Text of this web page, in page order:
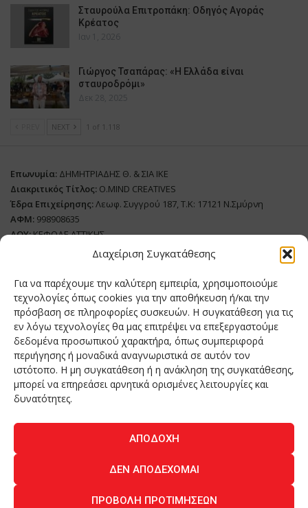
Διαχείριση Συγκατάθεσης
Για να παρέχουμε την καλύτερη εμπειρία, χρησιμοποιούμε
τεχνολογίες όπως cookies για την αποθήκευση ή/και την
πρόσβαση σε πληροφορίες συσκευών. Η συγκατάθεση για τις
εν λόγω τεχνολογίες θα μας επιτρέψει να επεξεργαστούμε
δεδομένα προσωπικού χαρακτήρα, όπως συμπεριφορά
περιήγησης ή μοναδικά αναγνωριστικά σε αυτόν τον
ιστότοπο. Η μη συγκατάθεση ή η ανάκληση της συγκατάθεσης,
μπορεί να επηρεάσει αρνητικά ορισμένες λειτουργίες και
δυνατότητες.
ΑΠΟΔΟΧΉ
ΔΕΝ ΑΠΟΔΈΧΟΜΑΙ
ΠΡΟΒΟΛΉ ΠΡΟΤΙΜΉΣΕΩΝ
Σταυρούλα Επιτροπάκη: Οδηγός Αγοράς
Κρέατος
Ιαν 1, 2026
Γιώργος Τσαπάρας: «Η Ελλάδα είναι
σταυροδρόμι»
Δεκ 28, 2025
NEXT 1 of 1.118
Επωνυμία: ΔΗΜΗΤΡΙΑΔΗΣ Θ. & ΣΙΑ ΙΚΕ
Διακριτικός Τίτλος: O.MIND CREATIVES
Έδρα Επιχείρησης:Λεωφ. Συγγρού 187, Τ.Κ: 17121 Ν.Σμύρνη
ΑΦΜ: 998908635
ΔΟΥ:ΚΕΦΟΔΕ ΑΤΤΙΚΗΣ
Όνομα Ιδιοκτήτη και Νόμιμο Πρόσωπο: Θεόδωρος Δημητριάδης
Διευθυντής Σύνταξης:Ευθυμιάτου Μαίρη
Domain:grillmagazine.gr
Δικαιούχος Domain:Θεόδωρος Δημητριάδης
Διευθυντής:Θεόδωρος Δημητριάδης
Διαχειριστής:Θεόδωρος Δημητριάδης
Δήλωση Συμμόρφωσης
Αριθμός Πιστοποίησης Μ.Η.Τ.:
ΑΝΘΡΩΠΟΙ
ΠΕΡΙΟΔΙΚΟ ΕΠΙΚΟΙΝΩΝΙΑ